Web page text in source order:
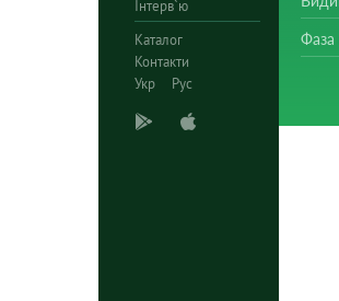
Інтерв`ю
Каталог
Контакти
Укр
Рус
Фаза